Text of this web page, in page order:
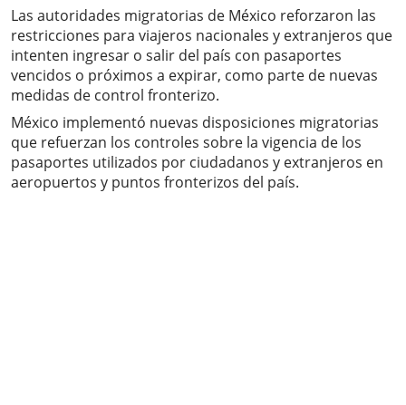
Las autoridades migratorias de México reforzaron las
restricciones para viajeros nacionales y extranjeros que
intenten ingresar o salir del país con pasaportes
vencidos o próximos a expirar, como parte de nuevas
medidas de control fronterizo.
México implementó nuevas disposiciones migratorias
que refuerzan los controles sobre la vigencia de los
pasaportes utilizados por ciudadanos y extranjeros en
aeropuertos y puntos fronterizos del país.